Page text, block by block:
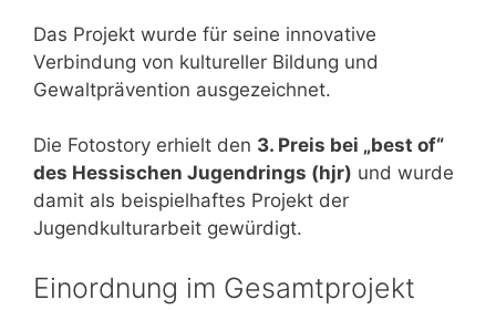
Das Projekt wurde für seine innovative
Verbindung von kultureller Bildung und
Gewaltprävention ausgezeichnet.
Die Fotostory erhielt den 3. Preis bei „best of“
des Hessischen Jugendrings (hjr) und wurde
damit als beispielhaftes Projekt der
Jugendkulturarbeit gewürdigt.
Einordnung im Gesamtprojekt